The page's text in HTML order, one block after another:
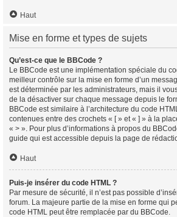
Haut
Mise en forme et types de sujets
Qu’est-ce que le BBCode ?
Le BBCode est une implémentation spéciale du
meilleur contrôle sur la mise en forme d’un
est déterminée par les administrateurs, mais il
de la désactiver sur chaque message depuis le
BBCode est similaire à l’architecture du code
contenues entre des crochets « [ » et « ] » à la
« > ». Pour plus d’informations à propos du
guide qui est accessible depuis la page de
Haut
Puis-je insérer du code HTML ?
Par mesure de sécurité, il n’est pas possible
forum. La majeure partie de la mise en forme qui
code HTML peut être remplacée par du BBCode.